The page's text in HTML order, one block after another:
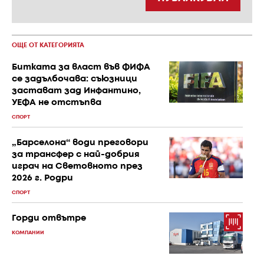
ОЩЕ ОТ КАТЕГОРИЯТА
Битката за власт във ФИФА
се задълбочава: съюзници
застават зад Инфантино,
УЕФА не отстъпва
СПОРТ
„Барселона“ води преговори
за трансфер с най-добрия
играч на Световното през
2026 г. Родри
СПОРТ
Горди отвътре
КОМПАНИИ